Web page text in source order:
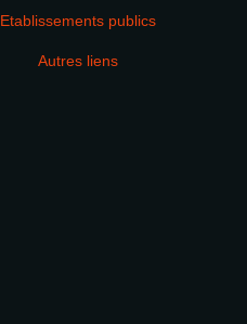
Etablissements publics
Autres liens